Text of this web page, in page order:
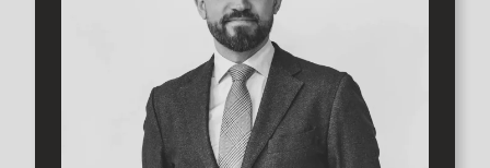
I källarplanet väntar generösa ytor med bra takhöjd. Här
finns bland annat ett allrum, tvättstuga med dusch,
bastu, matkällare samt goda förvaringsmöjligheter.
Olympias villaområde kännetecknas av sina charmiga
fastigheter i olika stil och storlek och erbjuder en grön,